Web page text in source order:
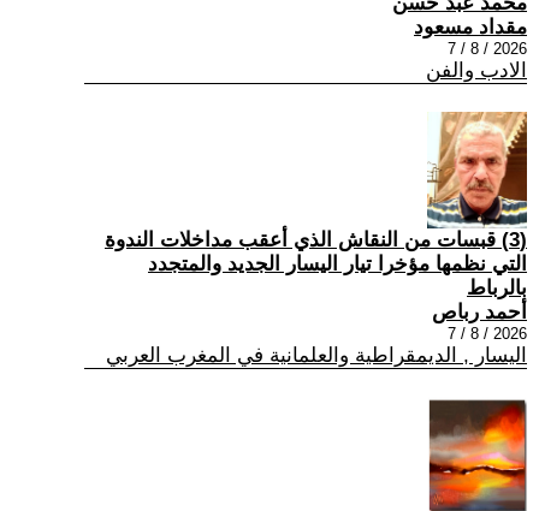
مقداد مسعود
2026 / 8 / 7
الادب والفن
(3) قبسات من النقاش الذي أعقب مداخلات الندوة
التي نظمها مؤخرا تيار اليسار الجديد والمتجدد
بالرباط
أحمد رباص
2026 / 8 / 7
اليسار , الديمقراطية والعلمانية في المغرب العربي